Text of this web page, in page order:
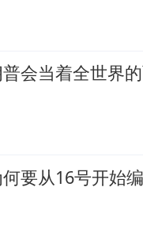
会当着全世界
要从16号开始